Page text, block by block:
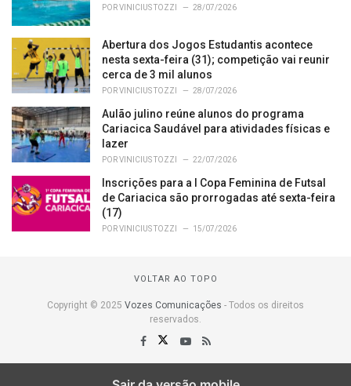
PORVINICIUS TOZZI 28/07/2026
Abertura dos Jogos Estudantis acontece
nesta sexta-feira (31); competição vai reunir
cerca de 3 mil alunos
PORVINICIUS TOZZI 28/07/2026
Aulão julino reúne alunos do programa
Cariacica Saudável para atividades físicas e
lazer
PORVINICIUS TOZZI 22/07/2026
Inscrições para a I Copa Feminina de Futsal
de Cariacica são prorrogadas até sexta-feira
(17)
PORVINICIUS TOZZI 15/07/2026
VOLTAR AO TOPO
Copyright © 2025 Vozes Comunicações - Todos os direitos
reservados.